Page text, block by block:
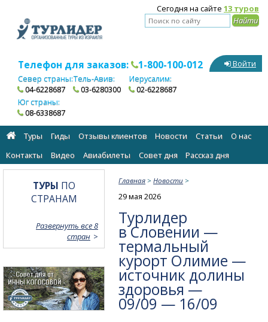
Сегодня на сайте 13 туров
Телефон для заказов: 1-800-100-012
Север страны:
04-6228687
Тель-Авив:
03-6280300
Иерусалим:
02-6228687
Юг страны:
08-6338687
Войти
Туры Гиды Отзывы клиентов Новости Статьи
О нас
Контакты
Видео Авиабилеты Cовет дня Рассказ дня
Главная >Новости >
29 мая 2026
Турлидер
в Словении —
термальный
курорт Олимие —
источник долины
здоровья —
09/09 — 16/09
ТУРЫ ПО
СТРАНАМ
Развернуть все 8
стран